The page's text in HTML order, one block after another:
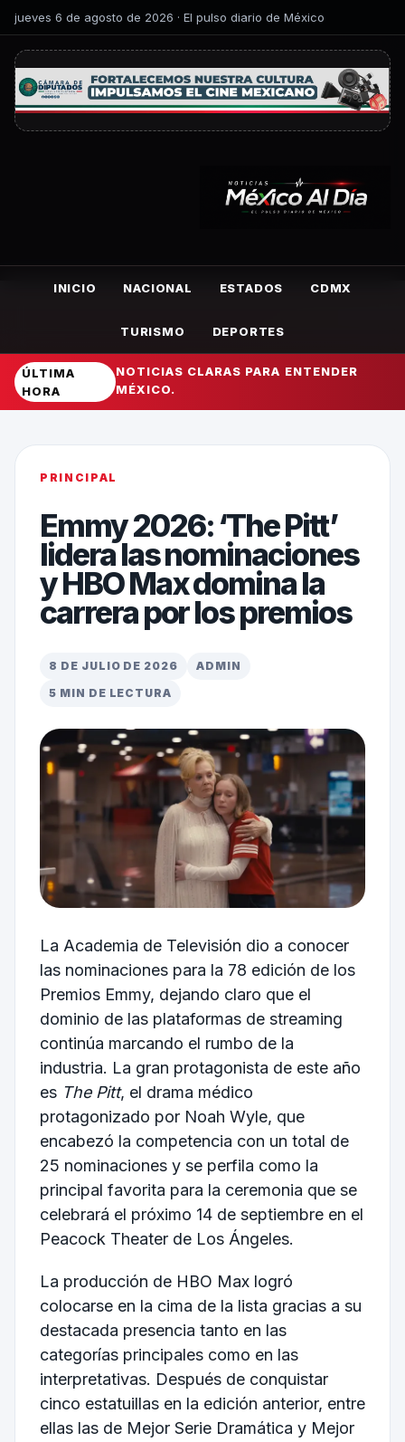
jueves 6 de agosto de 2026 · El pulso diario de México
INICIO NACIONAL ESTADOS CDMX
TURISMO DEPORTES
ÚLTIMA
HORA
NOTICIAS CLARAS PARA ENTENDER
MÉXICO.
PRINCIPAL
Emmy 2026: ‘The Pitt’
lidera las nominaciones
y HBO Max domina la
carrera por los premios
8 DE JULIO DE 2026
ADMIN
5 MIN DE LECTURA
La Academia de Televisión dio a conocer
las nominaciones para la 78 edición de los
Premios Emmy, dejando claro que el
dominio de las plataformas de streaming
continúa marcando el rumbo de la
industria. La gran protagonista de este año
es The Pitt, el drama médico
protagonizado por Noah Wyle, que
encabezó la competencia con un total de
25 nominaciones y se perfila como la
principal favorita para la ceremonia que se
celebrará el próximo 14 de septiembre en el
Peacock Theater de Los Ángeles.
La producción de HBO Max logró
colocarse en la cima de la lista gracias a su
destacada presencia tanto en las
categorías principales como en las
interpretativas. Después de conquistar
cinco estatuillas en la edición anterior, entre
ellas las de Mejor Serie Dramática y Mejor